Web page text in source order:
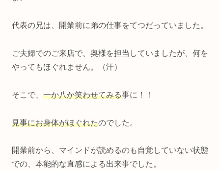
代表の兄は、開業前に弟の仕事をてつだっていました。
ご夫婦でのご来店で、奥様を担当していましたが、何を
やってもほぐれません。（汗）
そこで、 一か八か笑わせてみる事に！！
見事にお身体がほぐれたのでした。
開業前から、マインドが読めるのも自覚していない状態
での、本能的な直感による出来事でした。